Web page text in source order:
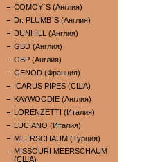
COMOY`S (Англия)
Dr. PLUMB`S (Англия)
DUNHILL (Англия)
GBD (Англия)
GBP (Англия)
GENOD (Франция)
ICARUS PIPES (США)
KAYWOODIE (Англия)
LORENZETTI (Италия)
LUCIANO (Италия)
MEERSCHAUM (Турция)
MISSOURI MEERSCHAUM
(США)